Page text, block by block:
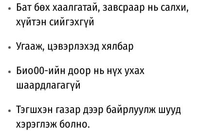
Бат бөх хаалгатай, завсраар нь салхи,
хүйтэн сийгэхгүй
Угааж, цэвэрлэхэд хялбар
Био00-ийн доор нь нүх ухах
шаардлагагүй
Тэгшхэн газар дээр байрлуулж шууд
хэрэглэж болно.